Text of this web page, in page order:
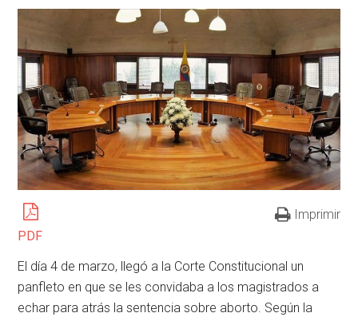
PDF
Imprimir
El día 4 de marzo, llegó a la Corte Constitucional un
panfleto en que se les convidaba a los magistrados a
echar para atrás la sentencia sobre aborto. Según la